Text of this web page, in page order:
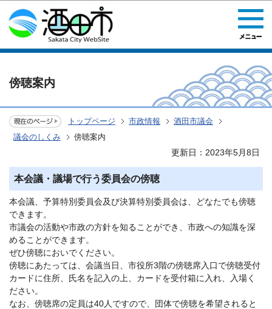
このページの本文へ移動
傍聴案内
トップページ 市政情報
酒田市議会
議会のしくみ
傍聴案内
更新日：2023年5月8日
本会議・議場で行う委員会の傍聴
本会議、予算特別委員会及び決算特別委員会は、どなたでも傍聴
できます。
市議会の活動や市政の方針を知ることができ、市政への知識を深
めることができます。
ぜひ傍聴においでください。
傍聴にあたっては、会議当日、市役所3階の傍聴席入口で傍聴受付
カードに住所、氏名を記入の上、カードを受付箱に入れ、入場く
ださい。
なお、傍聴席の定員は40人ですので、団体で傍聴を希望されると